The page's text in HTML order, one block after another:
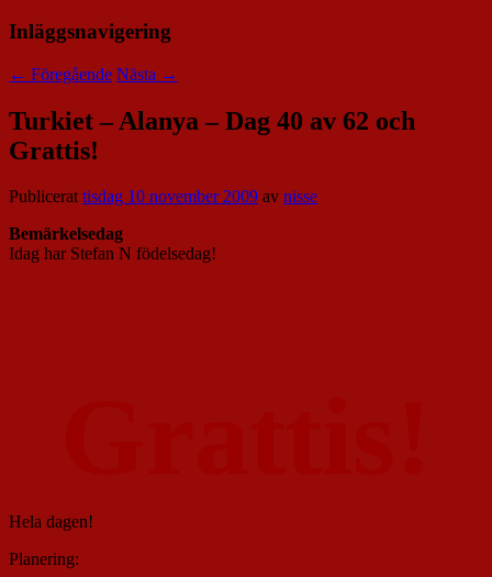
Inläggsnavigering
← Föregående Nästa →
Turkiet – Alanya – Dag 40 av 62 och
Grattis!
Publicerattisdag 10 november 2009 av nisse
Bemärkelsedag
Idag har Stefan N födelsedag!
Hela dagen!
Planering: